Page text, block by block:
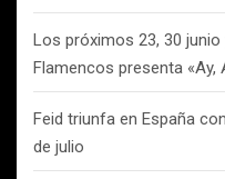
Los próximos 23, 30
Flamencos presenta «Ay,
Feid triunfa en España
de julio